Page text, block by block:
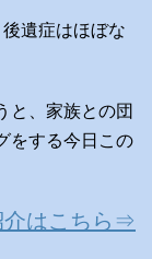
遺症はほぼな
と、家族との団
をする今日この
介はこちら⇒